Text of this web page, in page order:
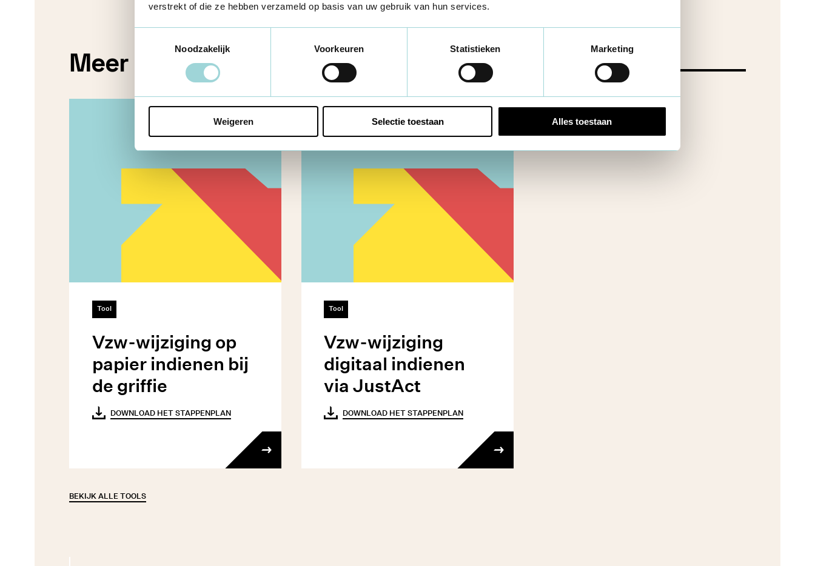
verstrekt of die ze hebben verzameld op basis van uw gebruik van hun services.
Noodzakelijk
Voorkeuren Statistieken Marketing
Weigeren Selectie toestaan Alles toestaan
Meer tools
Tool
Vzw-wijziging op
papier indienen bij
de griffie
DOWNLOAD HET STAPPENPLAN
Tool
Vzw-wijziging
digitaal indienen
via JustAct
DOWNLOAD HET STAPPENPLAN
BEKIJK ALLE TOOLS